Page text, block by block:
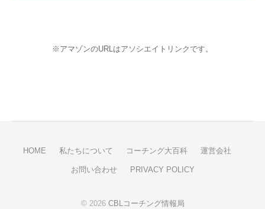
※アマゾンのURLはアソシエイトリンクです。
HOME 私たちについて コーチング大百科 運営会社
お問い合わせ PRIVACY POLICY
© 2026 CBLコーチング情報局